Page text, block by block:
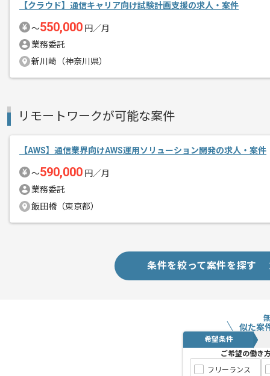
【クラウド】通信キャリア向け試験計画支援の求人・案件
〜550,000 円／月
業務委託
新川崎（神奈川県）
リモートワークが可能な案件
【AWS】通信業界向けAWS運用ソリューション開発の求人・案件
〜590,000 円／月
業務委託
飯田橋（東京都）
条件を絞って案件を探す
似た案
希望条件
ご希望の働き
フリーランス